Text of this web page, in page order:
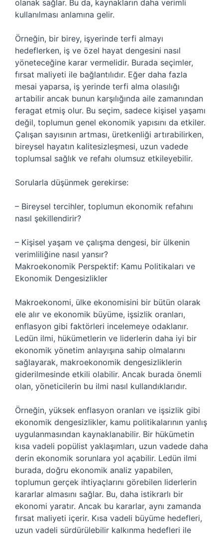
olanak sağlar. Bu da, kaynakların daha verimli
kullanılması anlamına gelir.
Örneğin, bir birey, işyerinde terfi almayı
hedeflerken, iş ve özel hayat dengesini nasıl
yöneteceğine karar vermelidir. Burada seçimler,
fırsat maliyeti ile bağlantılıdır. Eğer daha fazla
mesai yaparsa, iş yerinde terfi alma olasılığı
artabilir ancak bunun karşılığında aile zamanından
feragat etmiş olur. Bu seçim, sadece kişisel yaşamı
değil, toplumun genel ekonomik yapısını da etkiler.
Çalışan sayısının artması, üretkenliği artırabilirken,
bireysel hayatın kalitesizleşmesi, uzun vadede
toplumsal sağlık ve refahı olumsuz etkileyebilir.
Sorularla düşünmek gerekirse:
– Bireysel tercihler, toplumun ekonomik refahını
nasıl şekillendirir?
– Kişisel yaşam ve çalışma dengesi, bir ülkenin
verimliliğine nasıl yansır?
Makroekonomik Perspektif: Kamu Politikaları ve
Ekonomik Dengesizlikler
Makroekonomi, ülke ekonomisini bir bütün olarak
ele alır ve ekonomik büyüme, işsizlik oranları,
enflasyon gibi faktörleri incelemeye odaklanır.
Ledün ilmi, hükümetlerin ve liderlerin daha iyi bir
ekonomik yönetim anlayışına sahip olmalarını
sağlayarak, makroekonomik dengesizliklerin
giderilmesinde etkili olabilir. Ancak burada önemli
olan, yöneticilerin bu ilmi nasıl kullandıklarıdır.
Örneğin, yüksek enflasyon oranları ve işsizlik gibi
ekonomik dengesizlikler, kamu politikalarının yanlış
uygulanmasından kaynaklanabilir. Bir hükümetin
kısa vadeli popülist yaklaşımları, uzun vadede daha
derin ekonomik sorunlara yol açabilir. Ledün ilmi
burada, doğru ekonomik analiz yapabilen,
toplumun gerçek ihtiyaçlarını görebilen liderlerin
kararlar almasını sağlar. Bu, daha istikrarlı bir
ekonomi yaratır. Ancak bu kararlar, aynı zamanda
fırsat maliyeti içerir. Kısa vadeli büyüme hedefleri,
uzun vadeli sürdürülebilir kalkınma hedefleri ile